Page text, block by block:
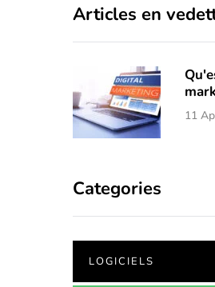
Articles en
11
Categories
LOGICIELS